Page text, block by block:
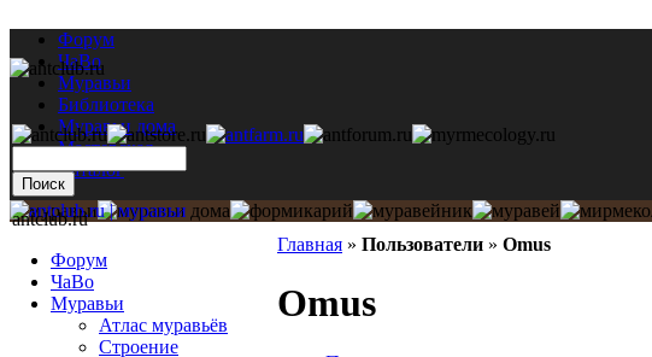
Форум
ЧаВо
Муравьи
Библиотека
Муравьи дома
Мастерская
Каталог
Главная » Пользователи » Omus
Omus
antclub.ru
Форум
ЧаВо
Муравьи
Атлас муравьёв
Строение